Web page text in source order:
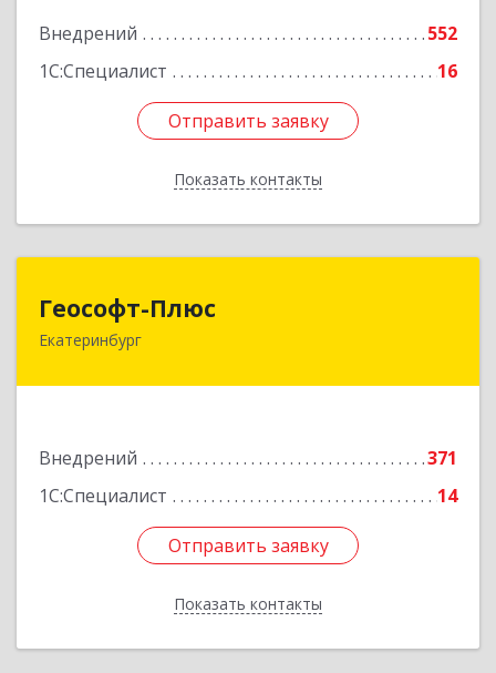
Внедрений
552
1С:Специалист
16
Отправить заявку
Показать контакты
Отправить заявку
Назад
Геософт-Плюс
Екатеринбург
Внедрений
371
1С:Специалист
14
Отправить заявку
Показать контакты
620033, Свердловская обл, Екатеринбург г,
Отправить заявку
Назад